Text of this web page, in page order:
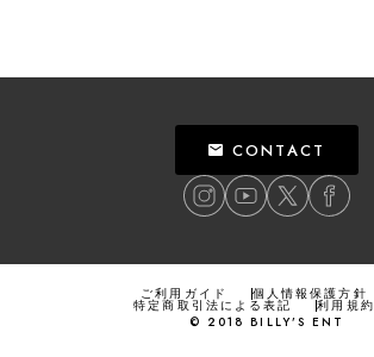
CONTACT
ご利用ガイド 個人情報保護方針
特定商取引法による表記
利用規約
© 2018 BILLY’S ENT